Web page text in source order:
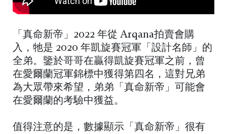
「真命新帝」2022 年從 Arqana拍賣會購
入，牠是 2020 年凱旋賽冠軍「設計名師」的
全弟。鑒於哥哥在贏得凱旋賽冠軍之前，曾
在愛爾蘭冠軍錦標中獲得第四名，這對兄弟
為大眾帶來希望，弟弟「真命新帝」可能會
在愛爾蘭的考驗中獲益。
值得注意的是，數據顯示「真命新帝」很有